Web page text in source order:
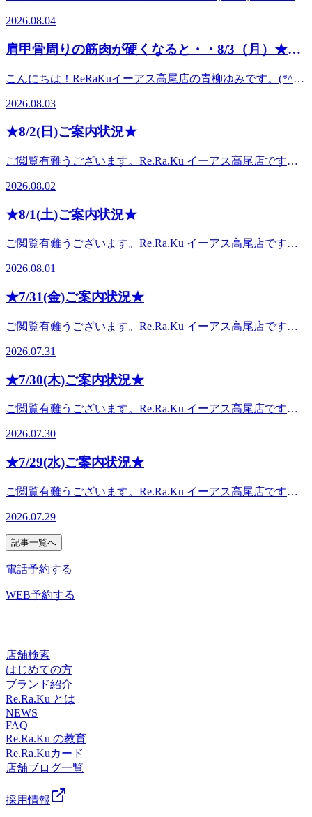
*.。・*.。・*.。・*
♪高尾店は元気に営業しております♪また当店お得な全身セッ
コースをご提案させていただきます。コースにお悩みの方は
お気軽にスタッフにご相談ください♪ 最後までお読みいただ
き、ありがとうございました。高尾店スタッフ一同、皆様の
*.。・*.。・。。・*.。・*.。・*.。・*
ストはお客様とじっくり向き合う仕事。お客様の変化に触れ
るたびに「次はもっと良い時間を届けたい」と思うようにな
る。その想いが自分の技術と心を育てていく。セラピストの
週1～時短、WワークOK！無償で学べる研修も充実！正社員
登用ありでステップアップ！沢山稼いで、プロ契約歩合制も
あり！まずはお気軽に仕事内容を聞いてみませんか？TELで
応募の方はセラピスト採用担当03-6455-6988（平日10：00～
19：00）店頭で直接お声がけは「セラピストに興味ありま
す」とお伝えください。セラピスト採用サイト【セラナビ】
と健康をサポートします！【本日のご案内枠】12:00～18：
△：ご案内可能です×：満員御礼【Re.Ra.Ku イーアス高尾
う！ぜひ一度、お試しください♪◆アクセス☆八王子駅より
駅」から徒歩6分京王電鉄高尾線「狭間駅」から徒歩5分イー
アス高尾2階（そよかぜ広場周辺）営業時間 10:00～
21:00(最終受付 20:20)〒193-0834 東京都八王子市東浅川町
2026.08.04
肩甲骨周りの筋肉が硬くなると・・8/3（月）★本
こんにちは！ReRaKuイーアス高尾店の青柳ゆみです。(*^-
つでもありますがそれに加えて現代人は肩甲骨を動かさない
姿勢を長時間続けていることでさらに筋肉が硬くなります。
人間の体は動かさない状態でいると、この動きは必要ないと
肩甲骨周りの筋肉群は血流のサポートをしているので血流が
悪くなることで栄養や酸素の供給が少なくなり、臓器の働き
ません。頭がスッキリしないやイライラするのも、頭痛や自
律神経の乱れが続くのも、肩甲骨周りの筋肉がガチガチに硬
くなっているせいかも・・・・リラクのボデイケアでしっか
背中～肩甲骨周りの筋肉を柔らかくしていきましょう！ 本
枠】11:45～16：00まで18：30～21：00までご案内できま
×：満員御礼八王子、高尾のリラクゼーションスタジオとい
♪◆アクセス☆八王子駅より電車で8分☆JR中央線「高尾
駅」、京王電鉄高尾線「高尾駅」から徒歩6分京王電鉄高尾
線「狭間駅」から徒歩5分イーアス高尾2階（そよかぜ広場周
辺）営業時間 10:00～21:00(最終受付 20:20)〒193-0834 東
京都八王子市東浅川町550-1
2026.08.03
★8/2(日)ご案内状況★
ご閲覧有難うございます。Re.Ra.Ku イーアス高尾店です。
*.。・*.。・*.。・。。・*.。・*.。・*本日の 空き情報のお
知らせです!以下の時間帯に空きがございます。11:00～
13:3014:10～15:2018:55～21:00がご案内可能となっておりま
ボディケアやフットケアで来週に向けてお身体の調子を整え
ませんか♪高尾店は元気に営業しております♪また当店お得な
合わせてコースをご提案させていただきます。コースにお悩
みの方はお気軽にスタッフにご相談ください♪最後までお読
みいただき、ありがとうございました。高尾店スタッフ一
*.。・*.。・*.。・*.。・。。・*.。・*.。・*.。・*.。・ご予
同心よりお待ちしております!電話番号:042-629-9607
2026.08.02
★8/1(土)ご案内状況★
ご閲覧有難うございます。Re.Ra.Ku イーアス高尾店です。
*.。・*.。・*.。・。。・*.。・*.。・*本日の 空き情報のお
知らせです!以下の時間帯に空きがございます。 10:10～
12:30 12:00～13:00 14:10～15:30 18:10～21:00ご案内可能と
*.。・*.。・*ボディケアやフットケアで来週に向けてお身体
の調子を整えませんか♪高尾店は元気に営業しております♪ま
たのお疲れに合わせてコースをご提案させていただきます。
コースにお悩みの方はお気軽にスタッフにご相談ください
♪ 最後までお読みいただき、ありがとうございました。高尾
す! ・*.。・*.。・*.。・*.。・*.。・。。・*.。・*.。・
2026.08.01
★7/31(金)ご案内状況★
ご閲覧有難うございます。Re.Ra.Ku イーアス高尾店です。
*.。・*.。・。。・*.。・*.。・*本日の 空き情報のお知らせ
です!以下の時間帯に空きがございます。 10:30～16:00
16:30～21:00ご案内可能となっております。。・*.。・
ットケアで来週に向けてお身体の調子を整えませんか♪高尾
店は元気に営業しております♪また当店お得な全身セットコ
スをご提案させていただきます。コースにお悩みの方はお気
軽にスタッフにご相談ください♪ 最後までお読みいただき、
ありがとうございました。高尾店スタッフ一同、皆様のご来
*.。・。。・*.。・*.。・*.。・*.
2026.07.31
★7/30(木)ご案内状況★
ご閲覧有難うございます。Re.Ra.Ku イーアス高尾店です。
*.。・*.。・*.。・。。・*.。・*.。・*本日の 空き情報のお
知らせです!以下の時間帯に空きがございます。 15:20～
17:00 20:05～21:00ご案内可能となっております。。・
アやフットケアで来週に向けてお身体の調子を整えませんか
♪高尾店は元気に営業しております♪また当店お得な全身セッ
トコースもご用意しております。あなたのお疲れに合わせて
コースをご提案させていただきます。コースにお悩みの方は
お気軽にスタッフにご相談ください♪ 最後までお読みいただ
き、ありがとうございました。高尾店スタッフ一同、皆様の
*.。・*.。・。。・*.。・*.。・*.。・*.
2026.07.30
★7/29(水)ご案内状況★
ご閲覧有難うございます。Re.Ra.Ku イーアス高尾店です。
*.。・*.。・*.。・。。・*.。・*.。・*本日の 空き情報のお
知らせです!以下の時間帯に空きがございます。 12:00～
17:30 18:15～21:00ご案内可能となっております。。・
*.。・*.。・*.。・*.。・*.。・。。・*.。・*.。・*ボディケ
♪高尾店は元気に営業しております♪また当店お得な全身セッ
き、ありがとうございました。高尾店スタッフ一同、皆様の
ご来店を心よりお待ちしております! ・*.。・*.。・*.。・
*.。・*.。・。。・*.。・*.。・*.。・*.
2026.07.29
記事一覧へ
電話予約する
WEB予約する
店舗検索
はじめての方
ブランド紹介
Re.Ra.Ku とは
NEWS
FAQ
Re.Ra.Ku の教育
Re.Ra.Kuカード
店舗ブログ一覧
採用情報